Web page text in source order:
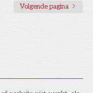
Volgende pagina